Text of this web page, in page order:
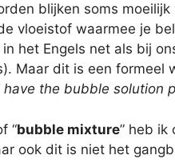
blijken soms
vloeistof waarmee je
het Engels net als bij
Maar dit is een formeel
have the bubble solution
“bubble mixture” heb ik
ook dit is niet het